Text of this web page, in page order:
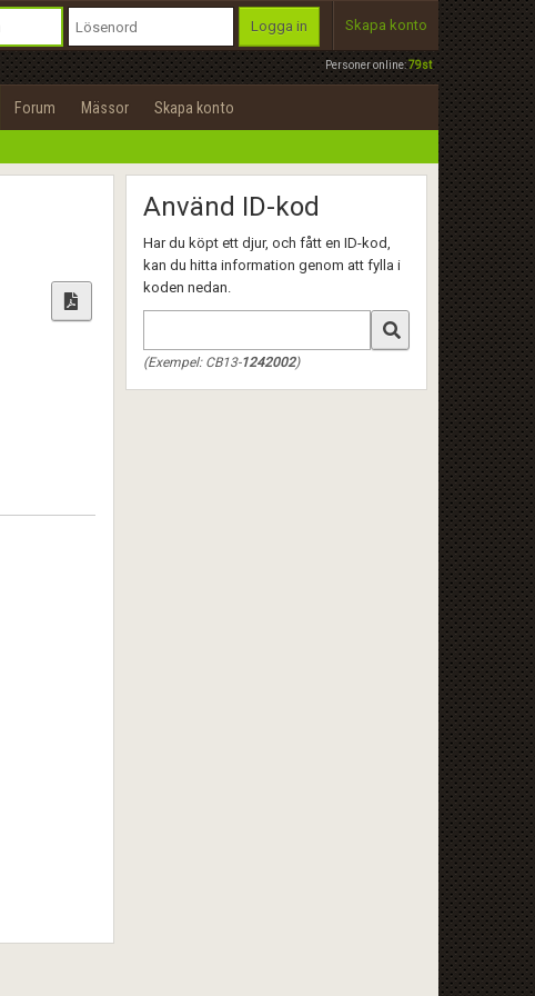
Personer online:79st
Logga in Skapa konto
Forum Mässor Skapa konto
Använd ID-kod
Har du köpt ett djur, och fått en ID-kod,
kan du hitta information genom att fylla i
koden nedan.
(Exempel: CB13-1242002)